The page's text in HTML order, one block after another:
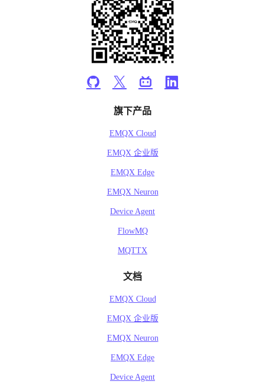
旗下产品
EMQX Cloud
EMQX 企业版
EMQX Edge
EMQX Neuron
Device Agent
FlowMQ
MQTTX
文档
EMQX Cloud
EMQX 企业版
EMQX Neuron
EMQX Edge
Device Agent